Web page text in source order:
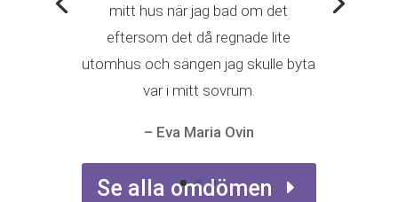
mitt hus när jag bad om det
eftersom det då regnade lite
utomhus och sängen jag skulle byta
var i mitt sovrum.
– Eva Maria Ovin
Se alla omdömen